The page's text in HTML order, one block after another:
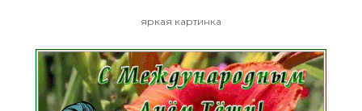
яркая картинка